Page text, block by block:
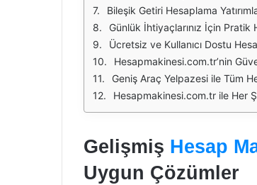
Bileşik Getiri Hesaplama
Günlük İhtiyaçlarınız İçin Pratik
Ücretsiz ve Kullanıcı Dostu
Hesapmakinesi.com.tr’nin
Geniş Araç Yelpazesi ile Tüm
Hesapmakinesi.com.tr ile Her
Gelişmiş Hesap
Uygun Çözümler